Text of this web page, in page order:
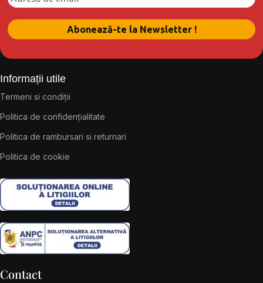
Informații utile
Termeni si condiții
Politica de confidențialitate
Politica de rambursari si returnari
Politica de cookie
Contact